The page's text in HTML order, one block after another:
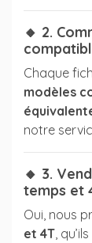
🔸 2.
Chaque
modèles
notre
🔸 3.
temps et
Oui, nous
et 4T,